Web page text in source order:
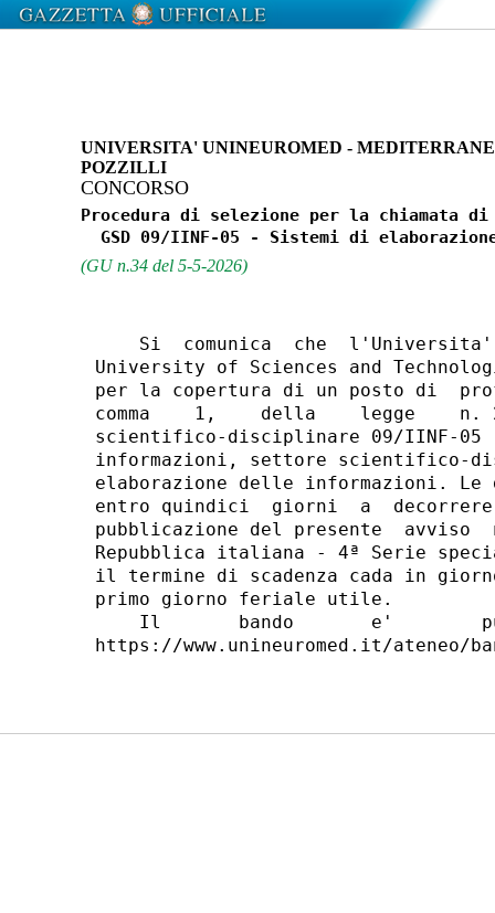
UNIVERSITA' UNINEUROMED -
POZZILLI
CONCORSO
Procedura di selezione per la chiamata
(GU n.34 del 5-5-2026)
Si  comunica  che
University of Sciences and
per la copertura di un posto di
comma    1,    della    legge
scientifico-disciplinare 09/IINF-
informazioni, settore scientifico-
elaborazione delle informazioni. Le
entro quindici  giorni  a
pubblicazione del presente
Repubblica italiana - 4ª Serie
il termine di scadenza cada in
primo giorno feriale utile.
Il       bando       e'
https://www.unineuromed.it/ateneo/